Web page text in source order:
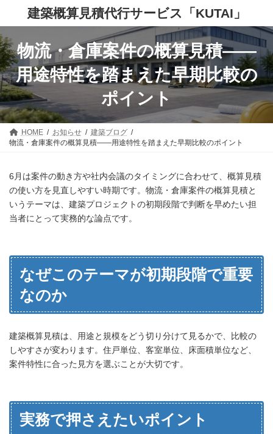
テ
ン
ツ
へ
ス
キ
ッ
プ
ゲ
ー
シ
ョ
ン
に
移
動
建築概算見積代行サービス「KUTAI」
物流・倉庫案件の概算見積——
用途特性を踏まえた早期比較の
ポイント
HOME お知らせ
建築ブログ
物流・倉庫案件の概算見積——用途特性を踏まえた早期比較のポイント
6月は案件の動き方や社内会議のタイミングに合わせて、概算見積
の使い方を見直しやすい時期です。物流・倉庫案件の概算見積と
いうテーマは、建築プロジェクトの初期段階で判断を早めたい担
当者にとって実務的な論点です。
なぜこのテーマが初期段階で重要
なのか
建築概算見積は、用途と規模をどう切り分けて見るかで、比較の
しやすさが変わります。住戸単位、客室単位、床面積単位など、
案件特性に合った見方を選ぶことが大切です。
実務で押さえたいポイント